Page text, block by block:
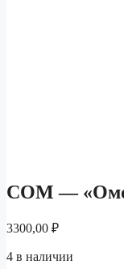
СОМ —
3300,00 ₽
4 в наличии